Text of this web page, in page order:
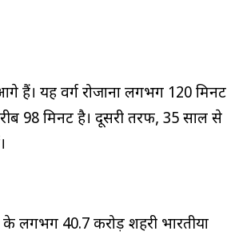
यह वर्ग रोजाना लगभग 120 मिनट
98 मिनट है। दूसरी तरफ, 35 साल से
के लगभग 40.7 करोड़ शहरी भारतीयों